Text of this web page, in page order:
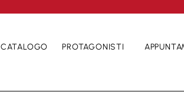
CATALOGO PROTAGONISTI